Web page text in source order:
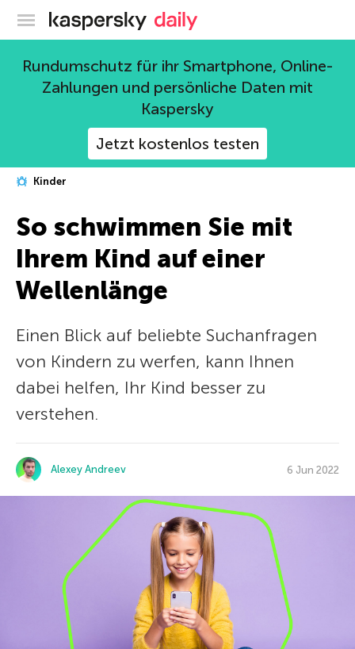
Offizieller Blog von Kaspersky
Rundumschutz für ihr Smartphone, Online-
Zahlungen und persönliche Daten mit
Kaspersky
Jetzt kostenlos testen
Kinder
So schwimmen Sie mit
Ihrem Kind auf einer
Wellenlänge
Einen Blick auf beliebte Suchanfragen
von Kindern zu werfen, kann Ihnen
dabei helfen, Ihr Kind besser zu
verstehen.
Alexey Andreev 6 Jun 2022